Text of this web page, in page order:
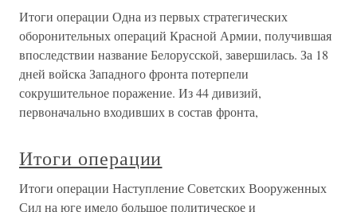
Итоги операции Одна из первых стратегических
оборонительных операций Красной Армии, получившая
впоследствии название Белорусской, завершилась. За 18
дней войска Западного фронта потерпели
сокрушительное поражение. Из 44 дивизий,
первоначально входивших в состав фронта,
Итоги операции
Итоги операции Наступление Советских Вооруженных
Сил на юге имело большое политическое и